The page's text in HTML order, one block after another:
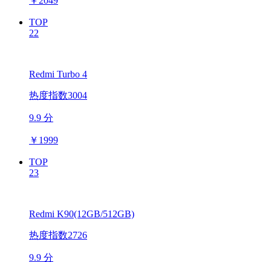
TOP
22
Redmi Turbo 4
热度指数3004
9.9 分
￥ 1999
TOP
23
Redmi K90(12GB/512GB)
热度指数2726
9.9 分